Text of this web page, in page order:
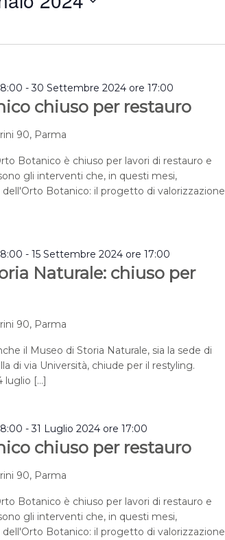
chiuso per restauro
-30 Settembre 2024 ore 17:00
90, Parma
Botanico è chiuso per lavori di restauro e
gli interventi che, in questi mesi,
dell'Orto Botanico: il progetto di valorizzazione
Naturale: chiuso per
- 15 Settembre 2024 ore 17:00
90, Parma
il Museo di Storia Naturale, sia la sede di
di via Università, chiude per il restyling.
luglio […]
chiuso per restauro
-31 Luglio 2024 ore 17:00
90, Parma
Botanico è chiuso per lavori di restauro e
gli interventi che, in questi mesi,
dell'Orto Botanico: il progetto di valorizzazione